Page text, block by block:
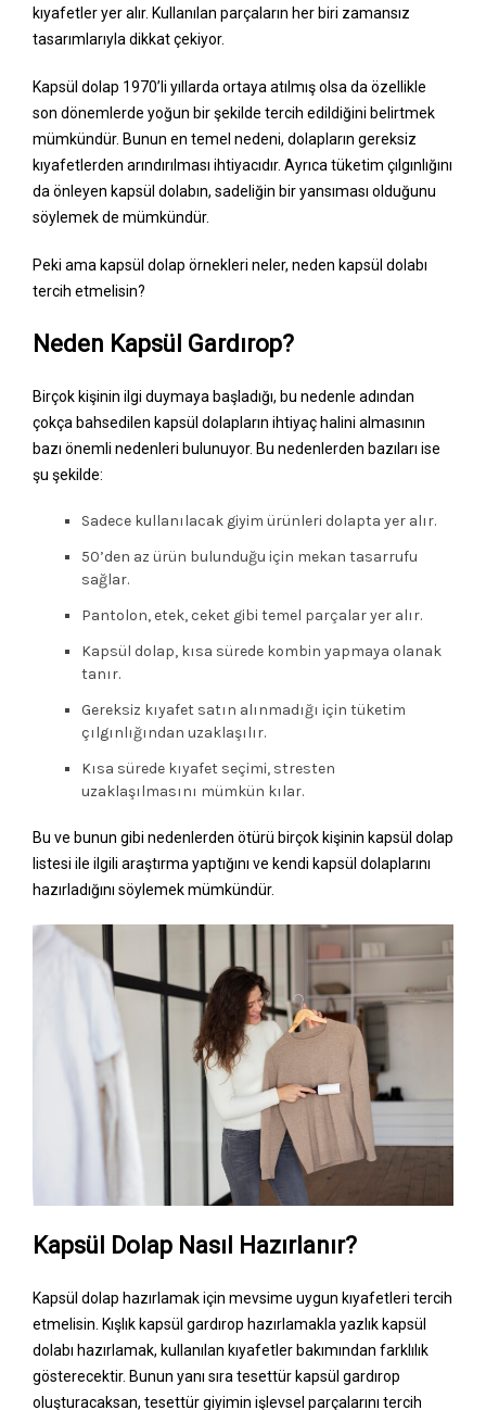
kıyafetler yer alır. Kullanılan parçaların her biri zamansız
tasarımlarıyla dikkat çekiyor.
Kapsül dolap 1970’li yıllarda ortaya atılmış olsa da özellikle
son dönemlerde yoğun bir şekilde tercih edildiğini belirtmek
mümkündür. Bunun en temel nedeni, dolapların gereksiz
kıyafetlerden arındırılması ihtiyacıdır. Ayrıca tüketim çılgınlığını
da önleyen kapsül dolabın, sadeliğin bir yansıması olduğunu
söylemek de mümkündür.
Peki ama kapsül dolap örnekleri neler, neden kapsül dolabı
tercih etmelisin?
Neden Kapsül Gardırop?
Birçok kişinin ilgi duymaya başladığı, bu nedenle adından
çokça bahsedilen kapsül dolapların ihtiyaç halini almasının
bazı önemli nedenleri bulunuyor. Bu nedenlerden bazıları ise
şu şekilde:
Sadece kullanılacak giyim ürünleri dolapta yer alır.
50’den az ürün bulunduğu için mekan tasarrufu
sağlar.
Pantolon, etek, ceket gibi temel parçalar yer alır.
Kapsül dolap, kısa sürede kombin yapmaya olanak
tanır.
Gereksiz kıyafet satın alınmadığı için tüketim
çılgınlığından uzaklaşılır.
Kısa sürede kıyafet seçimi, stresten
uzaklaşılmasını mümkün kılar.
Bu ve bunun gibi nedenlerden ötürü birçok kişinin kapsül dolap
listesi ile ilgili araştırma yaptığını ve kendi kapsül dolaplarını
hazırladığını söylemek mümkündür.
Kapsül Dolap Nasıl Hazırlanır?
Kapsül dolap hazırlamak için mevsime uygun kıyafetleri tercih
etmelisin. Kışlık kapsül gardırop hazırlamakla yazlık kapsül
dolabı hazırlamak, kullanılan kıyafetler bakımından farklılık
gösterecektir. Bunun yanı sıra tesettür kapsül gardırop
oluşturacaksan, tesettür giyimin işlevsel parçalarını tercih